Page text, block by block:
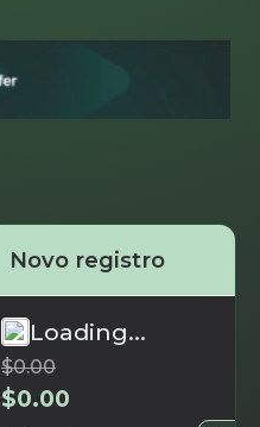
Novo registro
Loading...
$0.00
$0.00